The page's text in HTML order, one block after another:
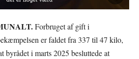
Forbruget af gift i
er faldet fra 337 til 47 kilo,
byrådet i marts 2025 besluttede at